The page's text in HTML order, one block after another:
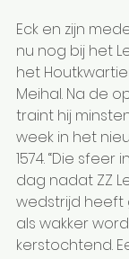
Eck en zijn
nu nog bij het
het
Meihal. Na de
traint hij
week in het
1574. “Die sfeer
dag nadat ZZ
wedstrijd heeft
als wakker
kerstochtend.